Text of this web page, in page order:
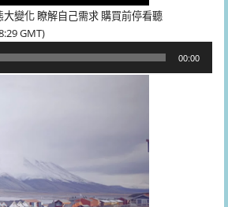
變化 瞭解自己需求 購買前停看聽
GMT)
00:00